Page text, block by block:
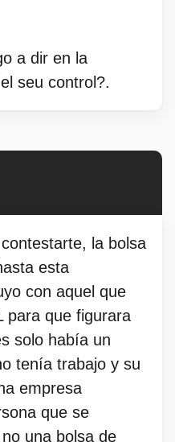
a dir en la
seu control?.
la bolsa
esta
con aquel que
para que figurara
solo había un
tenía trabajo y su
empresa
que se
una bolsa de